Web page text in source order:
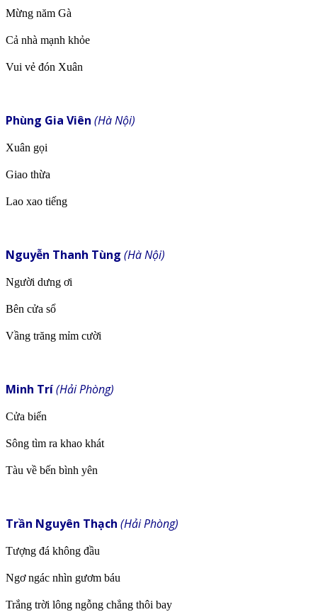
Mừng năm Gà
Cả nhà mạnh khỏe
Vui vẻ đón Xuân
Phùng Gia Viên (Hà Nội)
Xuân gọi
Giao thừa
Lao xao tiếng
Nguyễn Thanh Tùng (Hà Nội)
Người dưng ơi
Bên cửa sổ
Vầng trăng mỉm cười
Minh Trí(Hải Phòng)
Cửa biển
Sông tìm ra khao khát
Tàu về bến bình yên
Trần Nguyên Thạch (Hải Phòng)
Tượng đá không đầu
Ngơ ngác nhìn gươm báu
Trắng trời lông ngỗng chẳng thôi bay